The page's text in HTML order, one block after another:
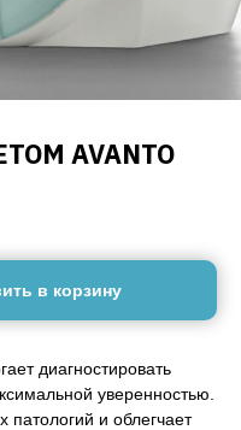
AVANTO
в корзину
диагностировать
уверенностью.
и облегчает